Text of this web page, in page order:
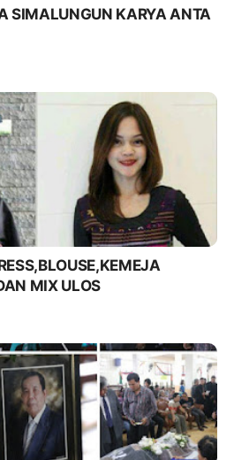
SIMALUNGUN KARYA ANTA
MIX ULOS